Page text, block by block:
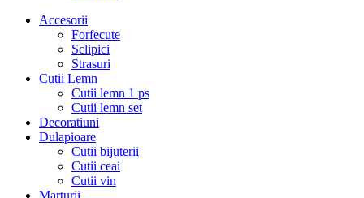
Accesorii
Forfecute
Sclipici
Strasuri
Cutii Lemn
Cutii lemn 1 ps
Cutii lemn set
Decoratiuni
Dulapioare
Cutii bijuterii
Cutii ceai
Cutii vin
Marturii